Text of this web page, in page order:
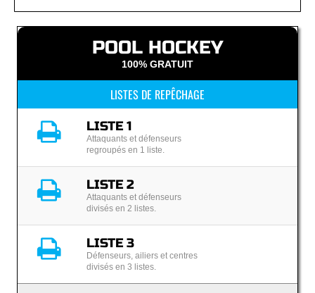
POOL HOCKEY
100% GRATUIT
LISTES DE REPÊCHAGE
LISTE 1
Attaquants et défenseurs
regroupés en 1 liste.
LISTE 2
Attaquants et défenseurs
divisés en 2 listes.
LISTE 3
Défenseurs, ailiers et centres
divisés en 3 listes.